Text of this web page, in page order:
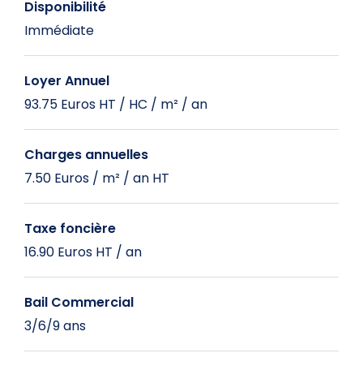
Disponibilité
Immédiate
Loyer Annuel
93.75 Euros HT / HC / m² / an
Charges annuelles
7.50 Euros / m² / an HT
Taxe foncière
16.90 Euros HT / an
Bail Commercial
3/6/9 ans